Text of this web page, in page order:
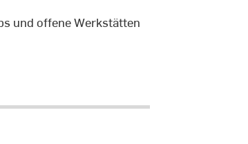
und offene Werkstätten